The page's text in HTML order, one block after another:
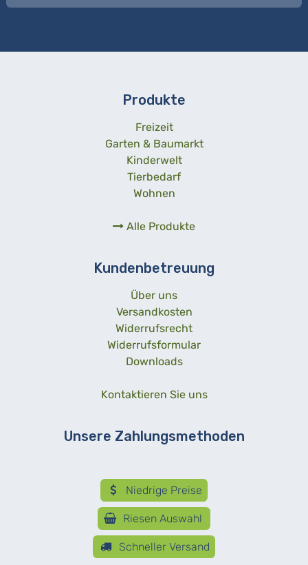
Produkte
Freizeit
Garten & Baumarkt
Kinderwelt
Tierbedarf
Wohnen
Alle Produkte
Kundenbetreuung
Über uns
Versandkosten
Widerrufsrecht
Widerrufsformular
Downloads
Kontaktieren Sie uns
Unsere Zahlungsmethoden
Niedrige Preise
Riesen Auswahl
Schneller Versand